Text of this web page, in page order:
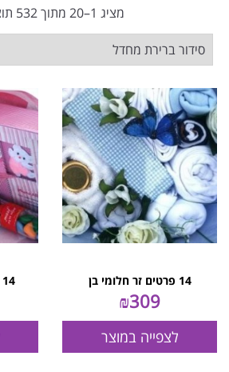
מציג 1–20 מתוך 532 תוצאות
14 פרטים זר חלומי בן
₪309
לצפייה במוצר
14 פרטים זר חלומי בת